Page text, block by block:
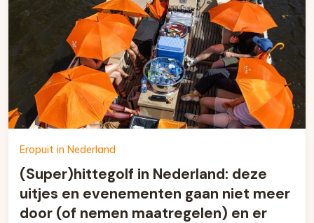
Eropuit in Nederland
(Super)hittegolf in Nederland: deze
uitjes en evenementen gaan niet meer
door (of nemen maatregelen) en er